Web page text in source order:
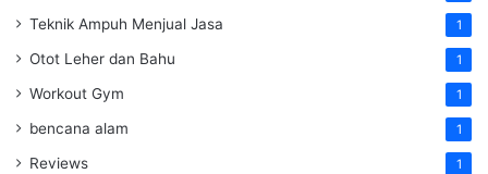
Teknik Ampuh Menjual Jasa 1
Otot Leher dan Bahu 1
Workout Gym 1
bencana alam 1
Reviews 1